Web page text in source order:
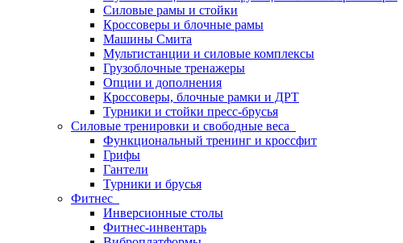
Силовые рамы и стойки
Кроссоверы и блочные рамы
Машины Смита
Мультистанции и силовые комплексы
Грузоблочные тренажеры
Опции и дополнения
Кроссоверы, блочные рамки и ДРТ
Турники и стойки пресс-брусья
Силовые тренировки и свободные веса
Функциональный тренинг и кроссфит
Грифы
Гантели
Турники и брусья
Фитнес
Инверсионные столы
Фитнес-инвентарь